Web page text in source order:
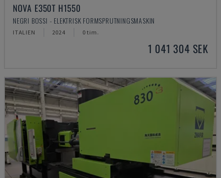
NOVA E350T H1550
NEGRI BOSSI - ELEKTRISK FORMSPRUTNINGSMASKIN
ITALIEN 2024 0 tim.
1 041 304 SEK